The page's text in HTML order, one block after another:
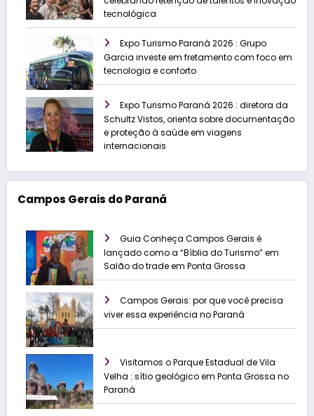
tecnológica
Expo Turismo Paraná 2026 : Grupo
Garcia investe em fretamento com foco em
tecnologia e conforto
Expo Turismo Paraná 2026 : diretora da
Schultz Vistos, orienta sobre documentação
e proteção à saúde em viagens
internacionais
Campos Gerais do Paraná
Guia Conheça Campos Gerais é
lançado como a “Bíblia do Turismo” em
Salão do trade em Ponta Grossa
Campos Gerais: por que você precisa
viver essa experiência no Paraná
Visitamos o Parque Estadual de Vila
Velha : sítio geológico em Ponta Grossa no
Paraná